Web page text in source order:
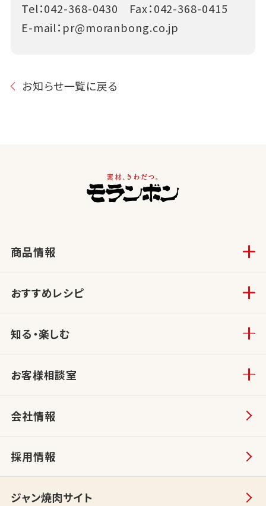
Tel：042-368-0430 Fax：042-368-0415
E-mail： pr@moranbong.co.jp
お知らせ一覧に戻る
商品情報
おすすめレシピ
知る・楽しむ
お客様相談室
会社情報
採用情報
ジャン焼肉サイト